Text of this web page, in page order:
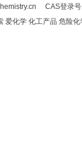
CAS登录
爱化学 化工产品 危险化